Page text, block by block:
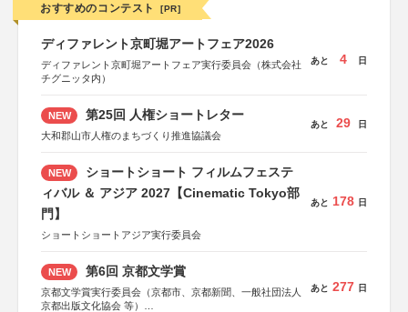
おすすめのコンテスト [PR]
ディファレント京町堀アートフェア2026
ディファレント京町堀アートフェア実行委員会（株式会社
チグニッタ内）
あと 4 日
NEW 第25回 人権ショートレター
大和郡山市人権のまちづくり推進協議会
あと 29 日
NEW
ショートショート フィルムフェステ
ィバル ＆ アジア 2027【Cinematic Tokyo部
門】
ショートショートアジア実行委員会
あと 178 日
NEW 第6回 京都文学賞
京都文学賞実行委員会（京都市、京都新聞、一般社団法人
京都出版文化協会 等）
あと 277 日